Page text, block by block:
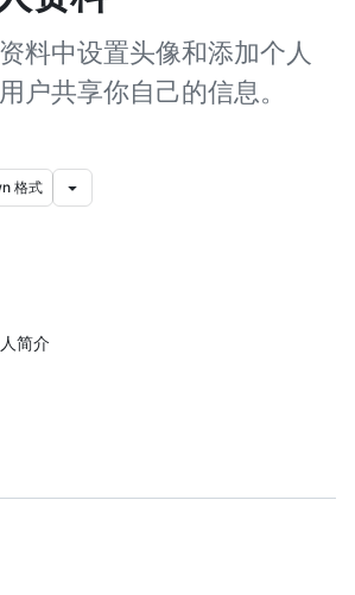
料中设置头像和添加个人
户共享你自己的信息。
格式
简介